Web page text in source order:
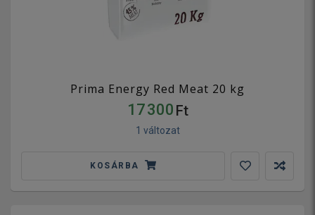
Prima Energy Red Meat 20 kg
17 300 Ft
1 változat
KOSÁRBA